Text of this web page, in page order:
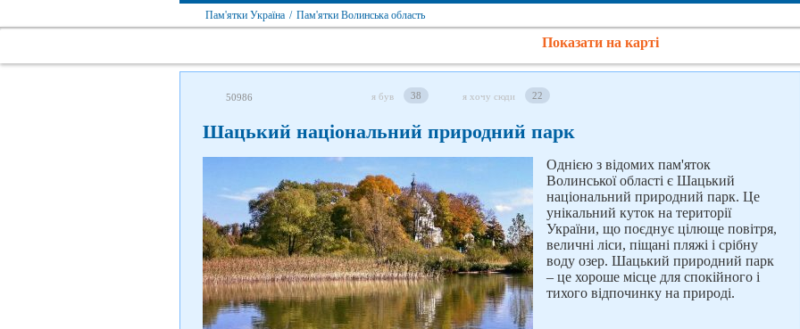
Пам'ятки Україна / Пам'ятки Волинська область
Показати на карті
50986 я був 38 я хочу сюди 22
Шацький національний природний парк
Однією з відомих пам'яток
Волинської області є Шацький
національний природний парк. Це
унікальний куток на території
України, що поєднує цілюще повітря,
величні ліси, піщані пляжі і срібну
воду озер. Шацький природний парк
– це хороше місце для спокійного і
тихого відпочинку на природі.